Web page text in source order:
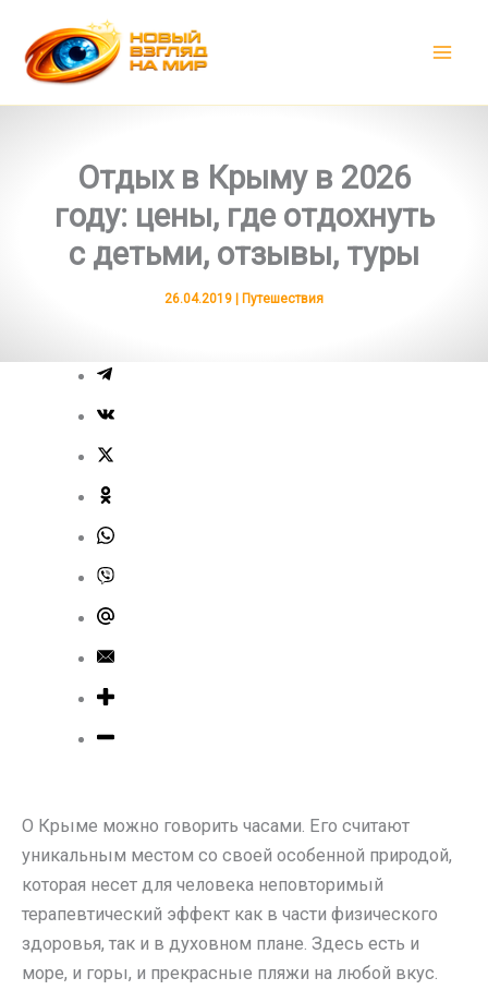
содержимому
Отдых в Крыму в 2026
году: цены, где отдохнуть
с детьми, отзывы, туры
26.04.2019 | Путешествия
О Крыме можно говорить часами. Его считают
уникальным местом со своей особенной природой,
которая несет для человека неповторимый
терапевтический эффект как в части физического
здоровья, так и в духовном плане. Здесь есть и
море, и горы, и прекрасные пляжи на любой вкус.